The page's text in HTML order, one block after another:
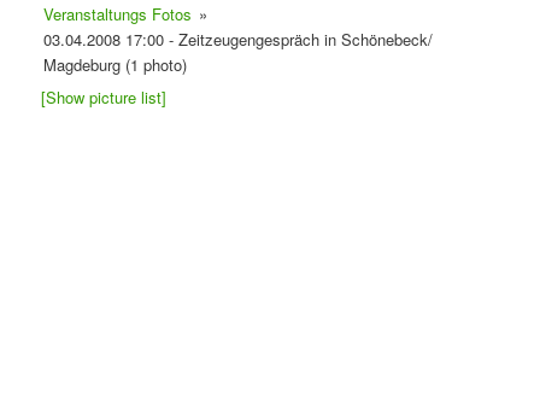
Veranstaltungs Fotos »
03.04.2008 17:00 - Zeitzeugengespräch in Schönebeck/
Magdeburg (1 photo)
[Show picture list]